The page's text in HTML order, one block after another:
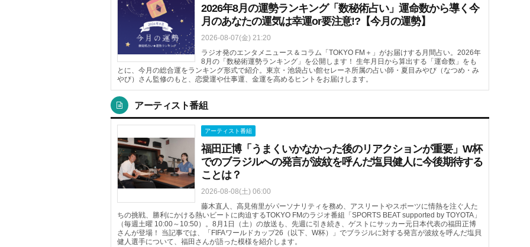
2026年8月の運勢ランキング「数秘術占い」運命数から導く今
月のあなたの運気は幸運or要注意!?【今月の運勢】
2026-08-07(金) 21:20
ラジオ発のエンタメニュース＆コラム「TOKYO FM＋」がお届けする月間占い。2026年
8月の「数秘術運勢ランキング」を公開します！ 生年月日から算出する「運命数」をも
とに、今月の総合運をランキング形式で紹介。東京・池袋占い館セレーネ所属の占い師・夏目みやび（なつめ・み
やび）さん監修のもと、恋愛運や仕事運、金運を高めるヒントをお届けします。
アーティスト番組
アーティスト番組
福田正博「うまくいかなかった後のリアクションが重要」W杯
でのブラジルへの発言が波紋を呼んだ塩貝健人に今後期待する
ことは？
2026-08-08(土) 06:00
藤木直人、高見侑里がパーソナリティを務め、アスリートやスポーツに情熱を注ぐ人た
ちの挑戦、勝利にかける熱いビートに肉迫するTOKYO FMのラジオ番組「SPORTS BEAT supported by TOYOTA」
（毎週土曜 10:00～10:50）。8月1日（土）の放送も、先週に引き続き、ゲストにサッカー元日本代表の福田正博
さんが登場！ 当記事では、「FIFAワールドカップ26（以下、W杯）」でブラジルに対する発言が波紋を呼んだ塩貝
健人選手について、福田さんが語った模様を紹介します。